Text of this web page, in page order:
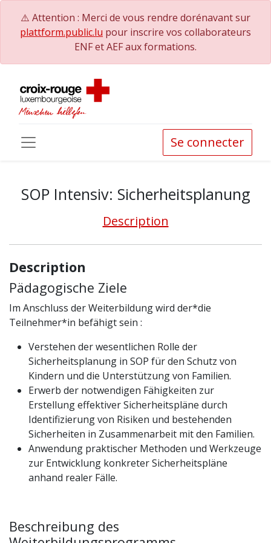
⚠️ Attention : Merci de vous rendre dorénavant sur
plattform.public.lu pour inscrire vos collaborateurs
ENF et AEF aux formations.
Se connecter
SOP Intensiv: Sicherheitsplanung
Description
Description
Pädagogische Ziele
Im Anschluss der Weiterbildung wird der*die
Teilnehmer*in befähigt sein :
Verstehen der wesentlichen Rolle der
Sicherheitsplanung in SOP für den Schutz von
Kindern und die Unterstützung von Familien.
Erwerb der notwendigen Fähigkeiten zur
Erstellung effektiver Sicherheitspläne durch
Identifizierung von Risiken und bestehenden
Sicherheiten in Zusammenarbeit mit den Familien.
Anwendung praktischer Methoden und Werkzeuge
zur Entwicklung konkreter Sicherheitspläne
anhand realer Fälle.
Beschreibung des